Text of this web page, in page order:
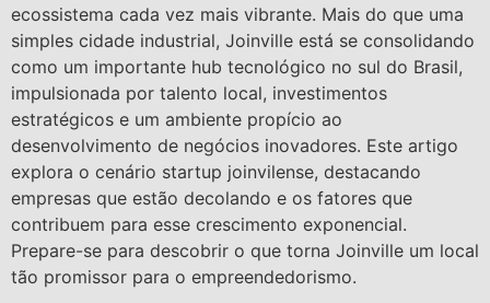
ecossistema cada vez mais vibrante. Mais do que uma
simples cidade industrial, Joinville está se consolidando
como um importante hub tecnológico no sul do Brasil,
impulsionada por talento local, investimentos
estratégicos e um ambiente propício ao
desenvolvimento de negócios inovadores. Este artigo
explora o cenário startup joinvilense, destacando
empresas que estão decolando e os fatores que
contribuem para esse crescimento exponencial.
Prepare-se para descobrir o que torna Joinville um local
tão promissor para o empreendedorismo.